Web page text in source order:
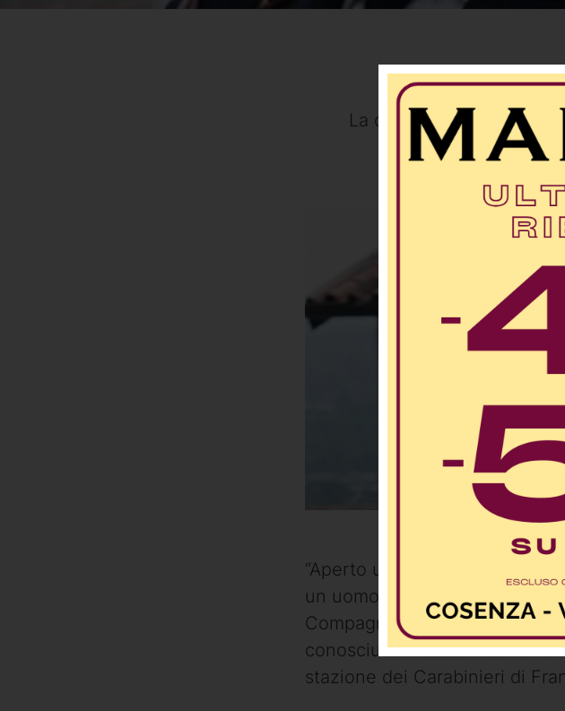
La denuncia è dei
comandante della
“Aperto un fascicolo di
un uomo di 64 anni, avvenuto
Compagna” di Corigliano. La
conosciuta in tutto l’Alto
stazione dei Carabinieri di